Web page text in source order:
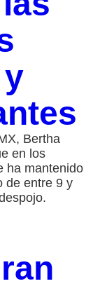
Bertha
en los
ha mantenido
de entre 9 y